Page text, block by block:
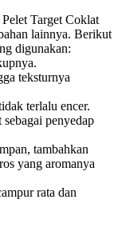
Target Coklat
lainnya. Berikut
digunakan:
teksturnya
terlalu encer.
penyedap
tambahkan
yang aromanya
rata dan